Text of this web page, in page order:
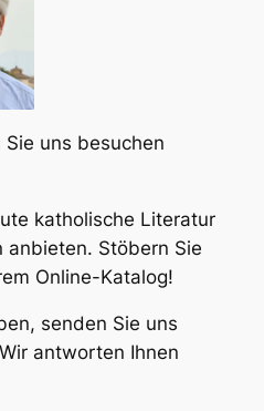
uns besuchen
katholische Literatur
anbieten. Stöbern Sie
Online-Katalog!
senden Sie uns
antworten Ihnen